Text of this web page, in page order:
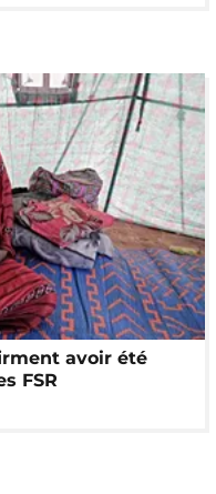
avoir été
FSR